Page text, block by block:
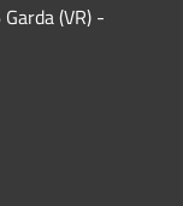
(VR) -